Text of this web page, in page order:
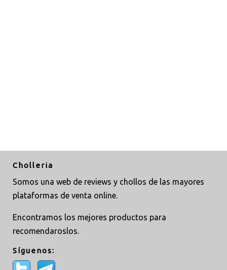
Cholleria
Somos una web de reviews y chollos de las mayores
plataformas de venta online.
Encontramos los mejores productos para
recomendaroslos.
Síguenos: